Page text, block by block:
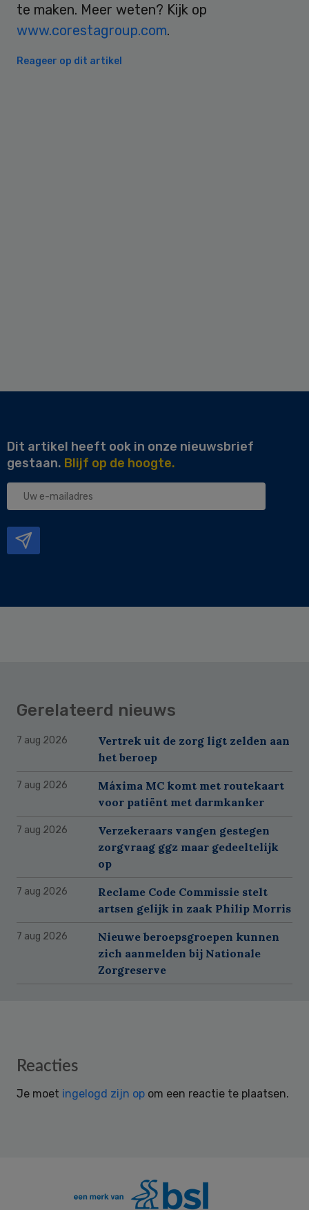
te maken. Meer weten? Kijk op
www.corestagroup.com.
Reageer op dit artikel
Dit artikel heeft ook in onze nieuwsbrief
gestaan. Blijf op de hoogte.
Uw
Gerelateerd nieuws
7 aug 2026
Vertrek uit de zorg ligt zelden aan
het beroep
7 aug 2026
Máxima MC komt met routekaart
voor patiënt met darmkanker
7 aug 2026
Verzekeraars vangen gestegen
zorgvraag ggz maar gedeeltelijk
op
7 aug 2026
Reclame Code Commissie stelt
artsen gelijk in zaak Philip Morris
7 aug 2026
Nieuwe beroepsgroepen kunnen
zich aanmelden bij Nationale
Zorgreserve
Reader
Reacties
Je moet ingelogd zijn op om een reactie te plaatsen.